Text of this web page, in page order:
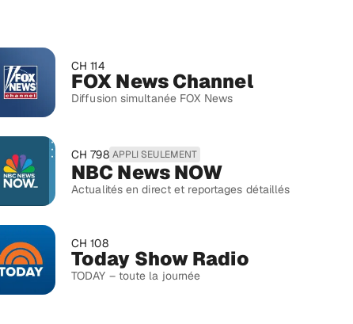
CH 114
FOX News Channel
Diffusion simultanée FOX News
CH 798 APPLI SEULEMENT
NBC News NOW
Actualités en direct et reportages détaillés
CH 108
Today Show Radio
TODAY – toute la journée